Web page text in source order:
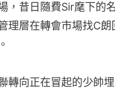
，昔日隨費Sir麾下的
理層在轉會市場找C
轉向正在冒起的少帥